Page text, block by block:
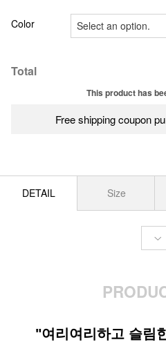
Color
Total
This product has
Free shipping coupon
DETAIL Size
"여리여리하고 슬림